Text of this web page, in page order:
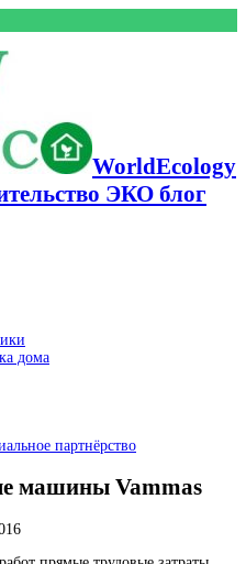
WorldEcology
ЭКО блог
дома
партнёрство
машины Vammas